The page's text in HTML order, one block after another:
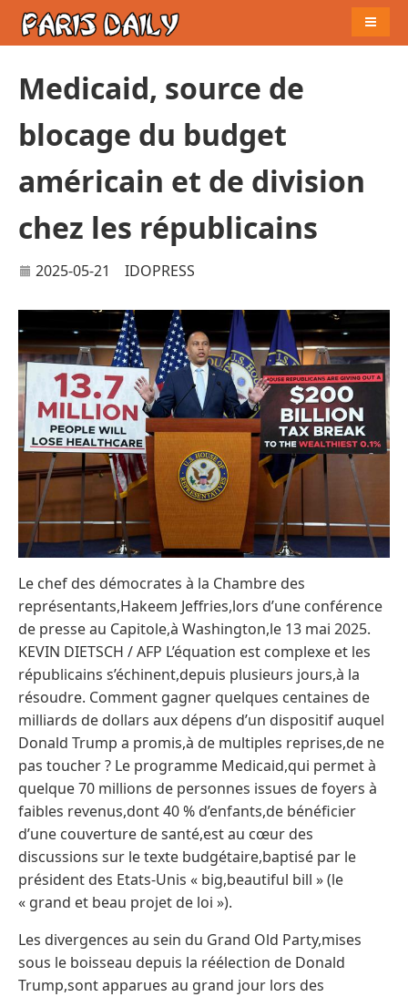
Medicaid, source de
blocage du budget
américain et de division
chez les républicains
2025-05-21 IDOPRESS
Le chef des démocrates à la Chambre des
représentants,Hakeem Jeffries,lors d’une conférence
de presse au Capitole,à Washington,le 13 mai 2025.
KEVIN DIETSCH / AFP L’équation est complexe et les
républicains s’échinent,depuis plusieurs jours,à la
résoudre. Comment gagner quelques centaines de
milliards de dollars aux dépens d’un dispositif auquel
Donald Trump a promis,à de multiples reprises,de ne
pas toucher ? Le programme Medicaid,qui permet à
quelque 70 millions de personnes issues de foyers à
faibles revenus,dont 40 % d’enfants,de bénéficier
d’une couverture de santé,est au cœur des
discussions sur le texte budgétaire,baptisé par le
président des Etats-Unis « big,beautiful bill » (le
« grand et beau projet de loi »).
Les divergences au sein du Grand Old Party,mises
sous le boisseau depuis la réélection de Donald
Trump,sont apparues au grand jour lors des